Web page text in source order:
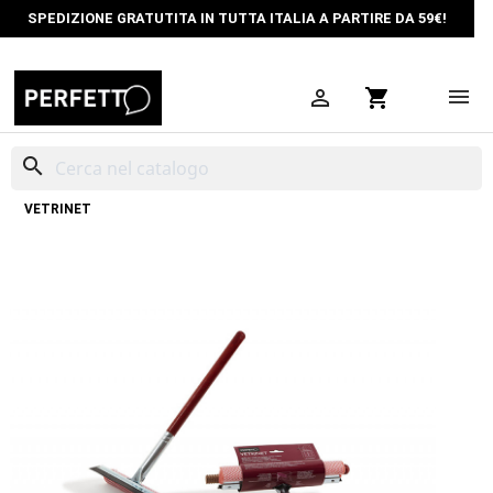
SPEDIZIONE GRATUTITA IN TUTTA ITALIA A PARTIRE DA 59€!
 shopping_cart
search
VETRINET